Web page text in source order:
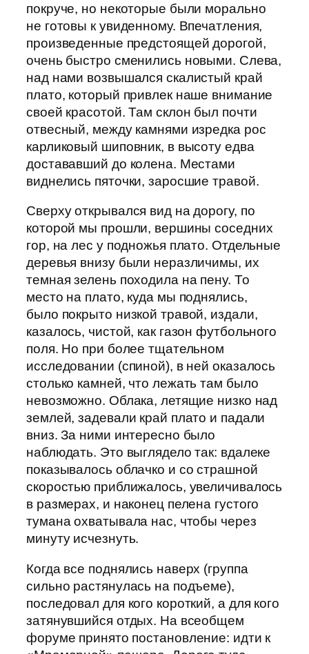
покруче, но некоторые были морально
не готовы к увиденному. Впечатления,
произведенные предстоящей дорогой,
очень быстро сменились новыми. Слева,
над нами возвышался скалистый край
плато, который привлек наше внимание
своей красотой. Там склон был почти
отвесный, между камнями изредка рос
карликовый шиповник, в высоту едва
достававший до колена. Местами
виднелись пяточки, заросшие травой.
Сверху открывался вид на дорогу, по
которой мы прошли, вершины соседних
гор, на лес у подножья плато. Отдельные
деревья внизу были неразличимы, их
темная зелень походила на пену. То
место на плато, куда мы поднялись,
было покрыто низкой травой, издали,
казалось, чистой, как газон футбольного
поля. Но при более тщательном
исследовании (спиной), в ней оказалось
столько камней, что лежать там было
невозможно. Облака, летящие низко над
землей, задевали край плато и падали
вниз. За ними интересно было
наблюдать. Это выглядело так: вдалеке
показывалось облачко и со страшной
скоростью приближалось, увеличивалось
в размерах, и наконец пелена густого
тумана охватывала нас, чтобы через
минуту исчезнуть.
Когда все поднялись наверх (группа
сильно растянулась на подъеме),
последовал для кого короткий, а для кого
затянувшийся отдых. На всеобщем
форуме принято постановление: идти к